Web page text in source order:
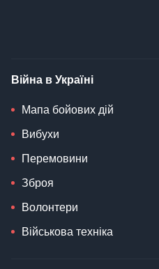
Війна в Україні
Мапа бойових дій
Вибухи
Перемовини
Зброя
Волонтери
Військова техніка